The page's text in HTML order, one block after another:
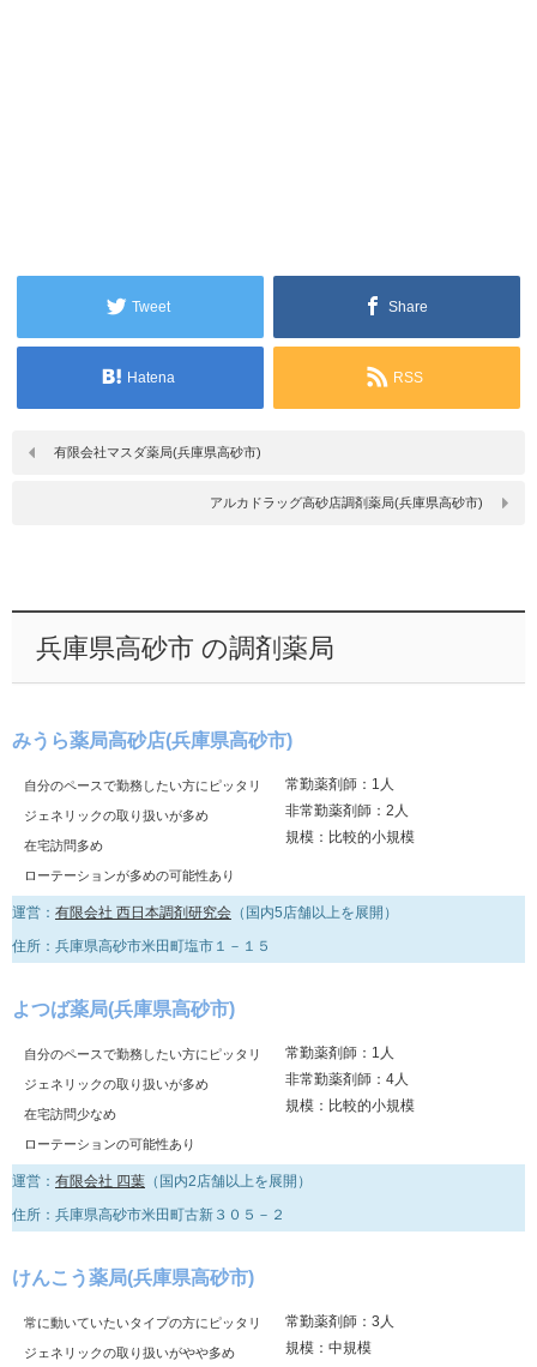
Tweet Share
Hatena RSS
有限会社マスダ薬局(兵庫県高砂市)
アルカドラッグ高砂店調剤薬局(兵庫県高砂市)
兵庫県高砂市 の調剤薬局
みうら薬局高砂店(兵庫県高砂市)
自分のペースで勤務したい方にピッタリ
ジェネリックの取り扱いが多め
在宅訪問多め
ローテーションが多めの可能性あり
常勤薬剤師：1人
非常勤薬剤師：2人
規模：比較的小規模
運営： 有限会社 西日本調剤研究会 （国内5店舗以上を展開）
住所：兵庫県高砂市米田町塩市１－１５
よつば薬局(兵庫県高砂市)
自分のペースで勤務したい方にピッタリ
ジェネリックの取り扱いが多め
在宅訪問少なめ
ローテーションの可能性あり
常勤薬剤師：1人
非常勤薬剤師：4人
規模：比較的小規模
運営： 有限会社 四葉 （国内2店舗以上を展開）
住所：兵庫県高砂市米田町古新３０５－２
けんこう薬局(兵庫県高砂市)
常に動いていたいタイプの方にピッタリ
ジェネリックの取り扱いがやや多め
常勤薬剤師：3人
規模：中規模